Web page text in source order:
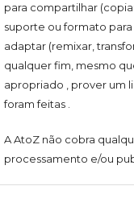
para compartilhar
suporte ou formato
adaptar (remixar,
qualquer fim, mesmo
apropriado , prover um
foram feitas .
A AtoZ não cobra
processamento e/ou